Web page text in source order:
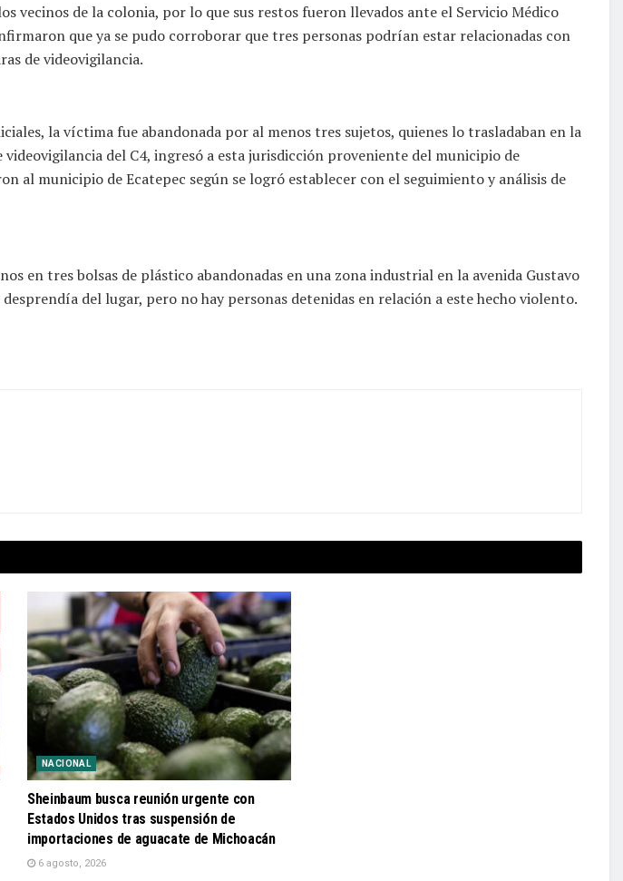
de la colonia, por lo que sus restos fueron llevados ante el Servicio Médico
que ya se pudo corroborar que tres personas podrían estar relacionadas con
de videovigilancia.
la víctima fue abandonada por al menos tres sujetos, quienes lo trasladaban en la
del C4, ingresó a esta jurisdicción proveniente del municipio de
al municipio de Ecatepec según se logró establecer con el seguimiento y análisis de
en tres bolsas de plástico abandonadas en una zona industrial en la avenida Gustavo
del lugar, pero no hay personas detenidas en relación a este hecho violento.
NACIONAL
Sheinbaum busca reunión urgente con
Estados Unidos tras suspensión de
importaciones de aguacate de Michoacán
6 agosto, 2026